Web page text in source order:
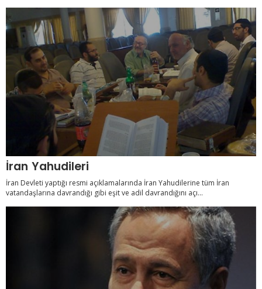
İran Yahudileri
İran Devleti yaptığı resmi açıklamalarında İran Yahudilerine tüm İran
vatandaşlarına davrandığı gibi eşit ve adil davrandığını açı...